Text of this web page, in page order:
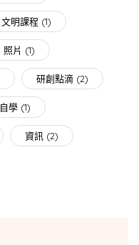
文明課程 (1)
照片 (1)
研創點滴 (2)
學 (1)
資訊 (2)